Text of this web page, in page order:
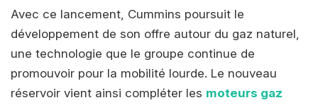
Avec ce lancement, Cummins poursuit le
développement de son offre autour du gaz naturel,
une technologie que le groupe continue de
promouvoir pour la mobilité lourde. Le nouveau
réservoir vient ainsi compléter les moteurs gaz